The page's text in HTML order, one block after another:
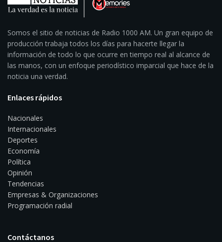
Somos el sitio de noticias de Radio 1000 AM. Un gran equipo de
producción trabaja todos los días para hacerte llegar la
información de todo lo que ocurre en tiempo real al alcance de
las manos, con un enfoque periodístico imparcial que hace de la
noticia una verdad.
Enlaces rápidos
Nacionales
Internacionales
Deportes
Economía
Política
Opinión
Tendencias
Empresas & Organizaciones
Programación radial
Contáctanos